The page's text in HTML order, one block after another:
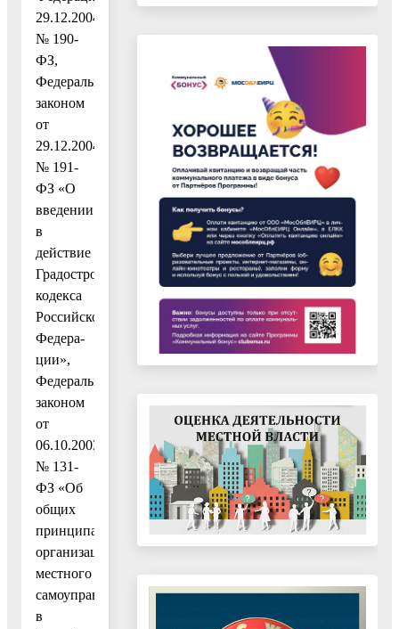
29.12.2004
№ 190-
ФЗ,
Федеральным
законом
от
29.12.2004
№ 191-
ФЗ «О
введении
в
действие
Градостроительного
кодекса
Российской
Федера-
ции»,
Федеральным
законом
от
06.10.2003
№ 131-
ФЗ «Об
общих
принципах
организации
местного
самоуправления
в